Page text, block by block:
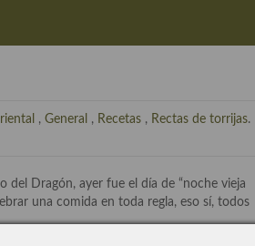
, General , Recetas , Rectas de torrijas.
del Dragón, ayer fue el día de “noche vieja
una comida en toda regla, eso sí, todos